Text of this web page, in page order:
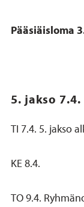
Pääsiäisloma
5. jakso 7.4.
TI 7.4. 5. jakso
KE 8.4.
TO 9.4.